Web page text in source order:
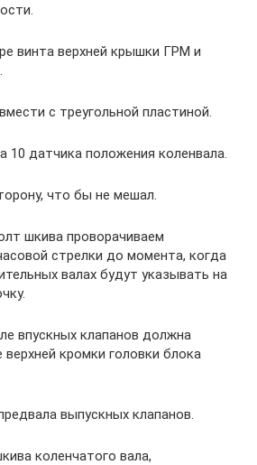
винта верхней крышки ГРМ и
с треугольной пластиной.
10 датчика положения коленвала.
что бы не мешал.
шкива проворачиваем
стрелки до момента, когда
валах будут указывать на
впускных клапанов должна
верхней кромки головки блока
выпускных клапанов.
коленчатого вала,